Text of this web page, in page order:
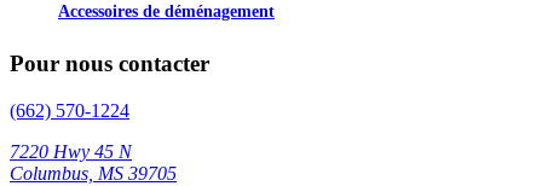
Accessoires de déménagement
Pour nous contacter
(662) 570-1224
7220 Hwy 45 N
Columbus, MS 39705